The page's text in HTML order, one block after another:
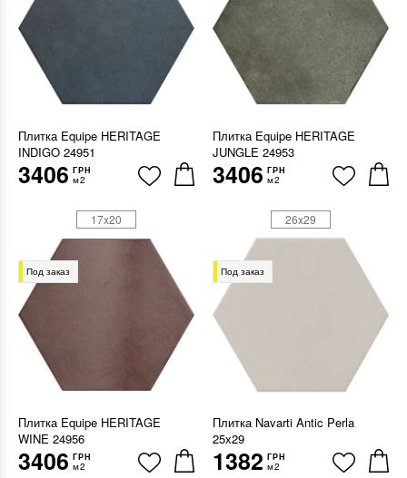
Плитка Equipe HERITAGE
INDIGO 24951
3406 ГРН
м2
Плитка Equipe HERITAGE
JUNGLE 24953
3406 ГРН
м2
Под заказ
Плитка Equipe HERITAGE
WINE 24956
3406 ГРН
м2
17x20
Под заказ
Плитка Navarti Antic Perla
25х29
1382 ГРН
м2
26x29